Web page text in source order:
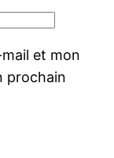
et mon
prochain